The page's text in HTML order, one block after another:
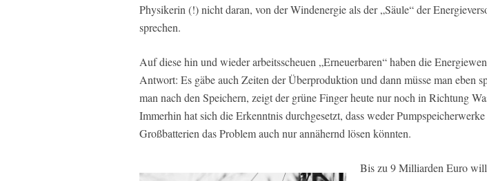
Physikerin (!) nicht daran, von der Windenergie als der „Säule“ der
sprechen.
Auf diese hin und wieder arbeitsscheuen „Erneuerbaren“ haben die
Antwort: Es gäbe auch Zeiten der Überproduktion und dann müsse man eben
man nach den Speichern, zeigt der grüne Finger heute nur noch in Richtung
Immerhin hat sich die Erkenntnis durchgesetzt, dass weder
Großbatterien das Problem auch nur annähernd lösen könnten.
Bis zu 9 Milliarden Euro